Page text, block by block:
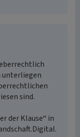
unterliegen
sind.
der Klause“ in